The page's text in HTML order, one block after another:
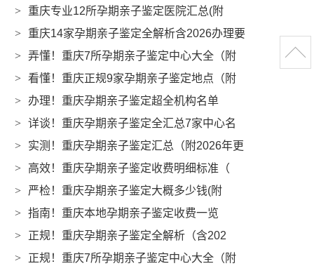
>
重庆专业12所孕期亲子鉴定医院汇总(附
>
重庆14家孕期亲子鉴定全解析含2026办理要
>
弄懂！重庆7所孕期亲子鉴定中心大全（附
>
看懂！重庆正规9家孕期亲子鉴定地点（附
>
办理！重庆孕期亲子鉴定超全机构名单
>
详谈！重庆孕期亲子鉴定全汇总7家中心名
>
实测！重庆孕期亲子鉴定汇总（附2026年更
>
高效！重庆孕期亲子鉴定收费明细标准（
>
严检！重庆孕期亲子鉴定大概多少钱(附
>
指南！重庆本地孕期亲子鉴定收费一览
>
正规！重庆孕期亲子鉴定全解析（含202
>
正规！重庆7所孕期亲子鉴定中心大全（附